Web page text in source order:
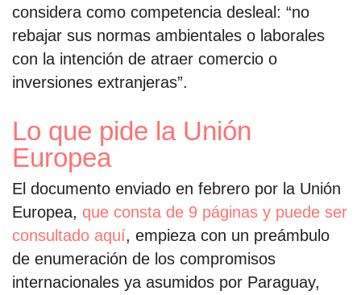
considera como competencia desleal: “no
rebajar sus normas ambientales o laborales
con la intención de atraer comercio o
inversiones extranjeras”.
Lo que pide la Unión
Europea
El documento enviado en febrero por la Unión
Europea, que consta de 9 páginas y puede ser
consultado aquí, empieza con un preámbulo
de enumeración de los compromisos
internacionales ya asumidos por Paraguay,